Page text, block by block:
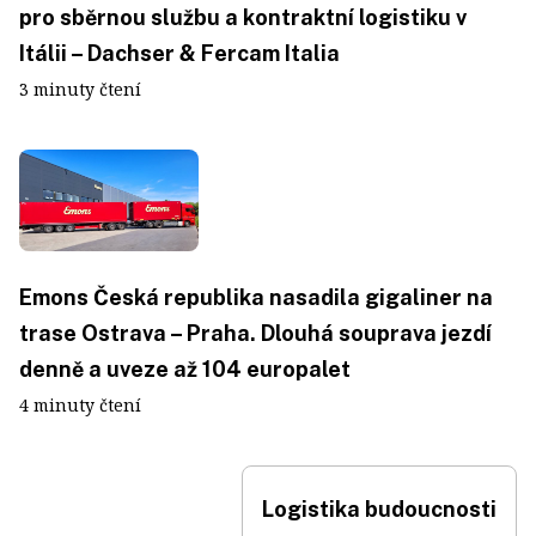
pro sběrnou službu a kontraktní logistiku v
Itálii – Dachser & Fercam Italia
3 minuty čtení
Emons Česká republika nasadila gigaliner na
trase Ostrava – Praha. Dlouhá souprava jezdí
denně a uveze až 104 europalet
4 minuty čtení
Logistika budoucnosti